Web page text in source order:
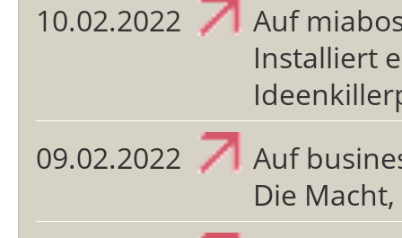
10.02.2022
Auf
Installiert
09.02.2022
Auf
Die